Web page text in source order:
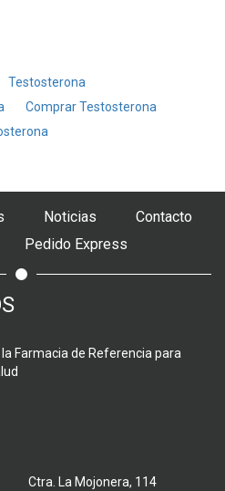
Testosterona
Comprar Testosterona
Noticias
Contacto
Pedido Express
Farmacia de Referencia para
Ctra. La Mojonera, 114